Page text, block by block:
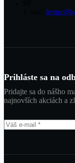
Prihláste sa na
Pridajte sa do nášho
najnovších akciách a